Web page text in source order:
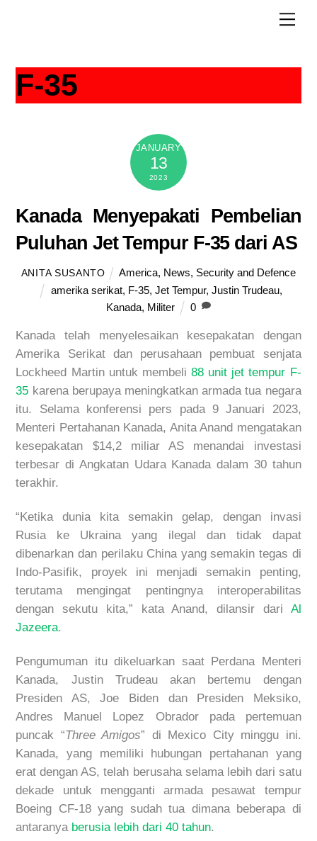
F-35
JANUARY
13
2023
Kanada Menyepakati Pembelian
Puluhan Jet Tempur F-35 dari AS
ANITA SUSANTO America, News, Security and Defence
amerika serikat, F-35, Jet Tempur, Justin Trudeau,
Kanada, Militer 0
Kanada telah menyelesaikan kesepakatan dengan
Amerika Serikat dan perusahaan pembuat senjata
Lockheed Martin untuk membeli 88 unit jet tempur F-
35 karena berupaya meningkatkan armada tua negara
itu. Selama konferensi pers pada 9 Januari 2023,
Menteri Pertahanan Kanada, Anita Anand mengatakan
kesepakatan $14,2 miliar AS menandai investasi
terbesar di Angkatan Udara Kanada dalam 30 tahun
terakhir.
“Ketika dunia kita semakin gelap, dengan invasi
Rusia ke Ukraina yang ilegal dan tidak dapat
dibenarkan dan perilaku China yang semakin tegas di
Indo-Pasifik, proyek ini menjadi semakin penting,
terutama mengingat pentingnya interoperabilitas
dengan sekutu kita,” kata Anand, dilansir dari Al
Jazeera.
Pengumuman itu dikeluarkan saat Perdana Menteri
Kanada, Justin Trudeau akan bertemu dengan
Presiden AS, Joe Biden dan Presiden Meksiko,
Andres Manuel Lopez Obrador pada pertemuan
puncak “Three Amigos” di Mexico City minggu ini.
Kanada, yang memiliki hubungan pertahanan yang
erat dengan AS, telah berusaha selama lebih dari satu
dekade untuk mengganti armada pesawat tempur
Boeing CF-18 yang sudah tua dimana beberapa di
antaranya berusia lebih dari 40 tahun.